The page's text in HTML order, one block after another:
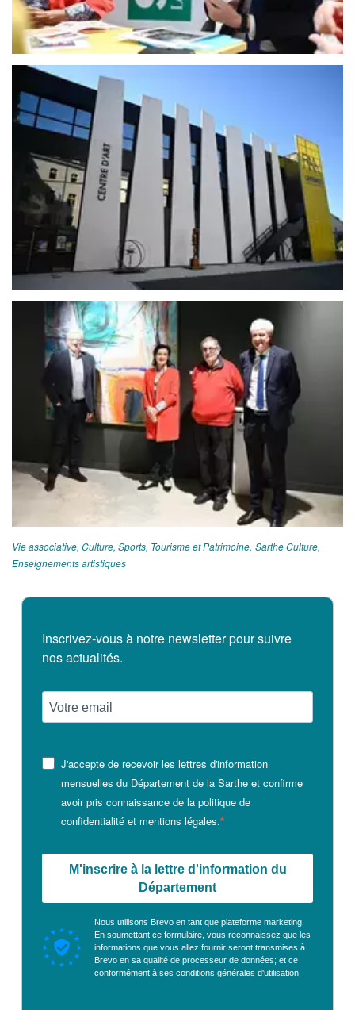
Vie associative, Culture, Sports, Tourisme et Patrimoine Sarthe Culture
Enseignements artistiques
Inscrivez-vous à notre newsletter pour suivre
nos actualités.
J'accepte de recevoir les lettres d'information
mensuelles du Département de la Sarthe et confirme
avoir pris connaissance de la politique de
confidentialité et mentions légales.
M'inscrire à la lettre d'information du
Département
Nous utilisons Brevo en tant que plateforme marketing.
En soumettant ce formulaire, vous reconnaissez que les
informations que vous allez fournir seront transmises à
Brevo en sa qualité de processeur de données; et ce
conformément à ses conditions générales d'utilisation.